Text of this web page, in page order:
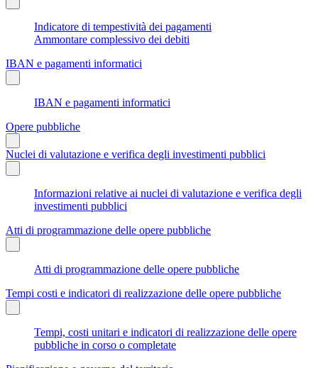
Indicatore di tempestività dei pagamenti
Ammontare complessivo dei debiti
IBAN e pagamenti informatici
IBAN e pagamenti informatici
Opere pubbliche
Nuclei di valutazione e verifica degli investimenti pubblici
Informazioni relative ai nuclei di valutazione e verifica degli
investimenti pubblici
Atti di programmazione delle opere pubbliche
Atti di programmazione delle opere pubbliche
Tempi costi e indicatori di realizzazione delle opere pubbliche
Tempi, costi unitari e indicatori di realizzazione delle opere
pubbliche in corso o completate